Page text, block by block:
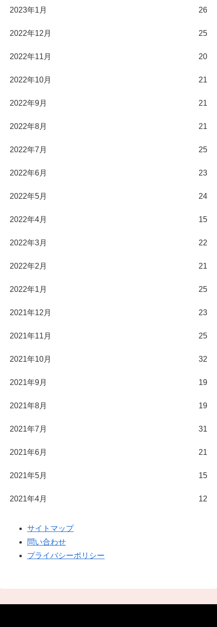
2023年1月 26
2022年12月 25
2022年11月 20
2022年10月 21
2022年9月 21
2022年8月 21
2022年7月 25
2022年6月 23
2022年5月 24
2022年4月 15
2022年3月 22
2022年2月 21
2022年1月 25
2021年12月 23
2021年11月 25
2021年10月 32
2021年9月 19
2021年8月 19
2021年7月 31
2021年6月 21
2021年5月 15
2021年4月 12
サイトマップ
問い合わせ
プライバシーポリシー